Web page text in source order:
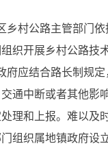
乡村公路主管部门依
织开展乡村公路技
府应结合路长制规
通中断或者其他影
理和上报。难以及
组织属地镇政府设